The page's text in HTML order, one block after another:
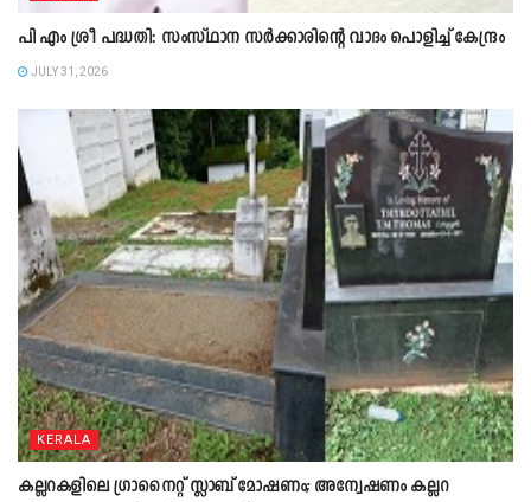
പി എം ശ്രീ പദ്ധതി: സംസ്ഥാന സർക്കാരിന്റെ വാദം പൊളിച്ച് കേന്ദ്രം
JULY 31, 2026
KERALA
കല്ലറകളിലെ ഗ്രാനൈറ്റ് സ്ലാബ് മോഷണം; അന്വേഷണം കല്ലറ